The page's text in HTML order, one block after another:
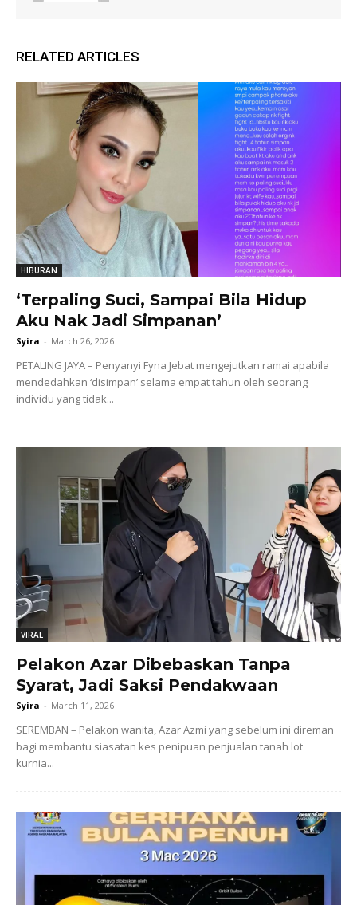
RELATED ARTICLES
HIBURAN
‘Terpaling Suci, Sampai Bila Hidup
Aku Nak Jadi Simpanan’
Syira - March 26, 2026
PETALING JAYA – Penyanyi Fyna Jebat mengejutkan ramai apabila
mendedahkan ‘disimpan’ selama empat tahun oleh seorang
individu yang tidak...
VIRAL
Pelakon Azar Dibebaskan Tanpa
Syarat, Jadi Saksi Pendakwaan
Syira - March 11, 2026
SEREMBAN – Pelakon wanita, Azar Azmi yang sebelum ini direman
bagi membantu siasatan kes penipuan penjualan tanah lot
kurnia...